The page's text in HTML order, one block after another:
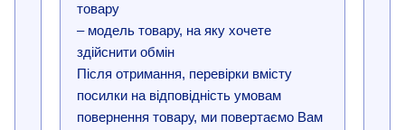
товару
– модель товару, на яку хочете
здійснити обмін
Після отримання, перевірки вмісту
посилки на відповідність умовам
повернення товару, ми повертаємо Вам